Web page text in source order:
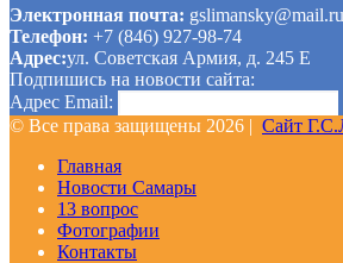
Электронная почта: gslimansky@mail.ru
Телефон: +7 (846) 927-98-74
Адрес:ул. Советская Армия, д. 245 Е
Подпишись на новости сайта:
Адрес Email:
© Все права защищены 2026 | Сайт
Главная
Новости Самары
13 вопрос
Фотографии
Контакты